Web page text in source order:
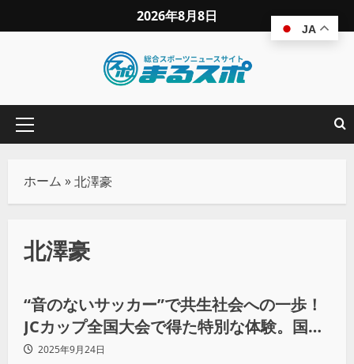
2026年8月8日
ホーム »北澤豪
北澤豪
地域スポーツ
“音のないサッカー”で共生社会への一歩！
JCカップ全国大会で得た特別な体験。国際
大会開催は9月27日、28日開催
2025年9月24日
JA